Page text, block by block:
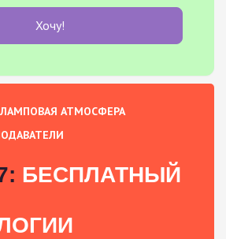
Хочу!
ЛАМПОВАЯ АТМОСФЕРА
БЕСПЛАТНЫЙ